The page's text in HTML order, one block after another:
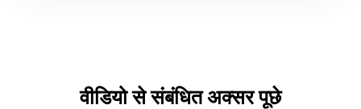
वीडियो से संबंधित अक्सर पूछे